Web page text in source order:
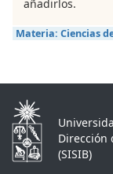
añadirlos.
Materia: Ciencias
Dirección
(SISIB)